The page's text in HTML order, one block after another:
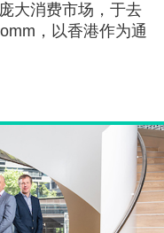
大消费市场，于去
，以香港作为通